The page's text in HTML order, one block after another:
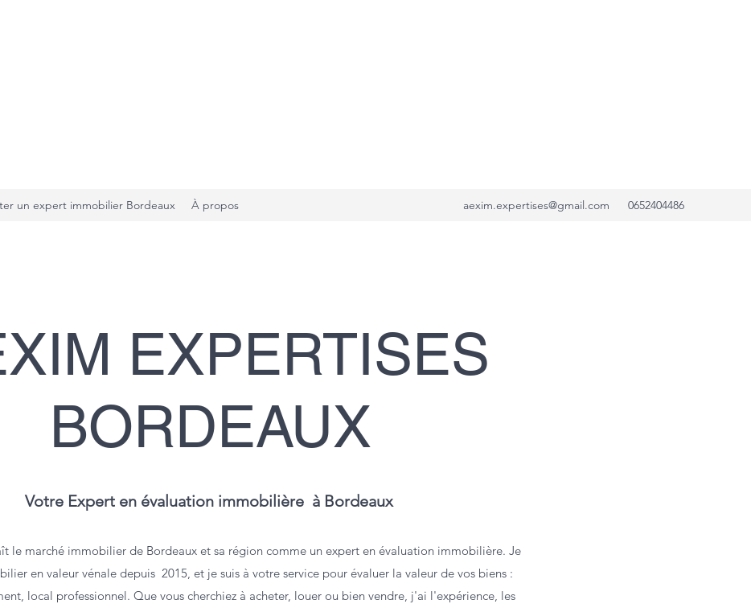
un expert immobilier Bordeaux À propos aexim.expertises@gmail.com 0652404486
EXPERTISES
BORDEAUX
Votre Expert en évaluation immobilière à Bordeaux
le marché immobilier de Bordeaux et sa région comme un expert en évaluation immobilière. Je
en valeur vénale depuis 2015, et je suis à votre service pour évaluer la valeur de vos biens :
local professionnel. Que vous cherchiez à acheter, louer ou bien vendre, j'ai l'expérience, les